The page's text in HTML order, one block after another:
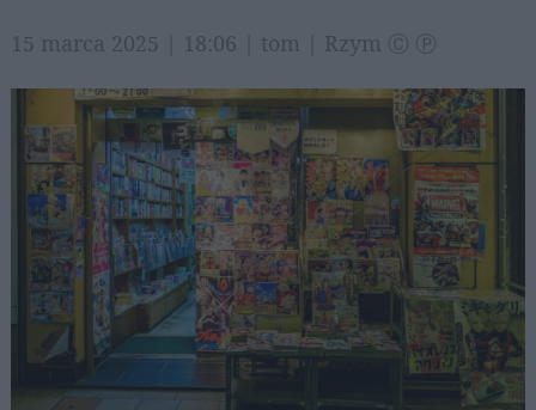
15 marca 2025 | 18:06 | tom | Rzym Ⓒ Ⓟ